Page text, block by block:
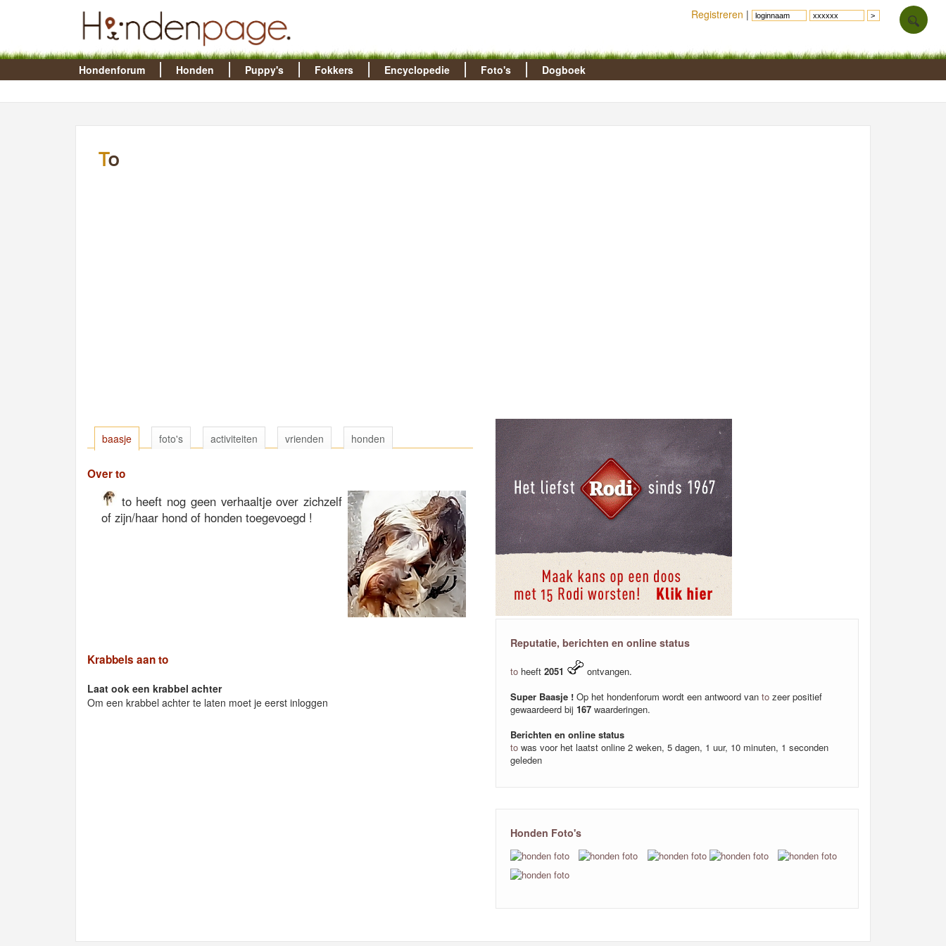
Hondenforum Honden Puppy's Fokkers Encyclopedie Foto's Dogboek
To
baasje foto's activiteiten vrienden honden
Over to
to heeft nog geen verhaaltje over zichzelf
of zijn/haar hond of honden toegevoegd !
Krabbels aan to
Laat ook een krabbel achter
Om een krabbel achter te laten moet je eerst inloggen
Reputatie, berichten en online status
to heeft 2051
ontvangen.
Super Baasje ! Op het hondenforum wordt een antwoord van to zeer positief
gewaardeerd bij 167 waarderingen.
Berichten en online status
to was voor het laatst online 2 weken, 5 dagen, 1 uur, 10 minuten, 1 seconden
geleden
Honden Foto's
Registreren |